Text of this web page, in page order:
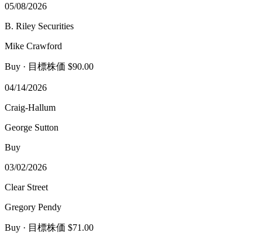
05/08/2026
B. Riley Securities
Mike Crawford
Buy · 目標株価 $90.00
04/14/2026
Craig-Hallum
George Sutton
Buy
03/02/2026
Clear Street
Gregory Pendy
Buy · 目標株価 $71.00